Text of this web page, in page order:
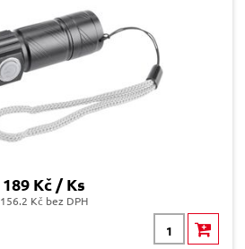
189 Kč / Ks
156.2 Kč bez DPH